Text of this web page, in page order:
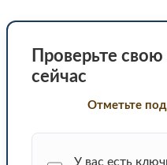
Проверьте
сейчас
Отметьте
У вас есть